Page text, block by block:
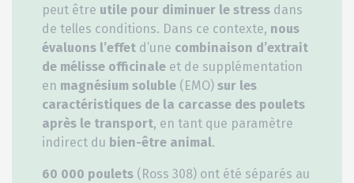
peut être utile pour diminuer le stress dans
de telles conditions. Dans ce contexte, nous
évaluons l’effet d’une combinaison d’extrait
de mélisse officinale et de supplémentation
en magnésium soluble (EMO) sur les
caractéristiques de la carcasse des poulets
après le transport, en tant que paramètre
indirect du bien-être animal.
60 000 poulets (Ross 308) ont été séparés au